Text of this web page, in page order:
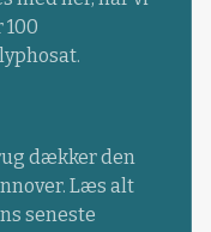
dækker den
Læs alt
seneste